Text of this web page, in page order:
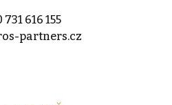
616 155
partners.cz